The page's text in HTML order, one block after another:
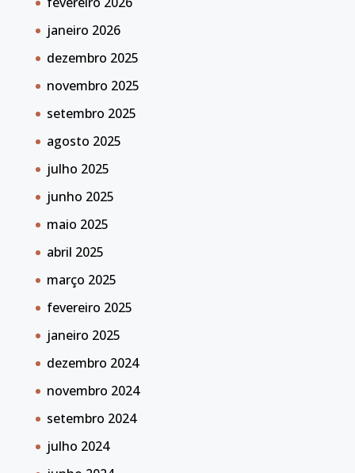
janeiro 2026
dezembro 2025
novembro 2025
setembro 2025
agosto 2025
julho 2025
junho 2025
maio 2025
abril 2025
março 2025
fevereiro 2025
janeiro 2025
dezembro 2024
novembro 2024
setembro 2024
julho 2024